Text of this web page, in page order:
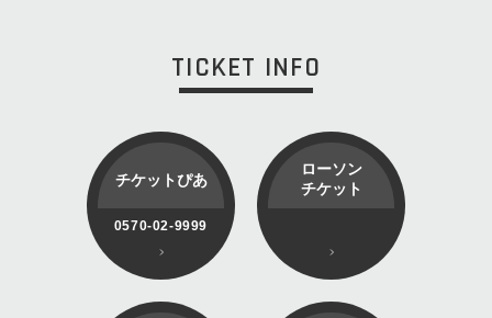
TICKET INFO
チケットぴあ
0570-02-9999
ローソン
チケット